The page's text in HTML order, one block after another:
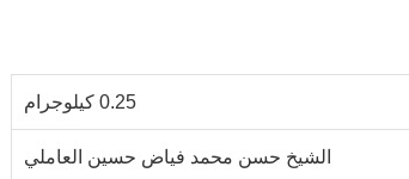
0.25 كيلوجرام
الشيخ حسن محمد فياض حسين العاملي